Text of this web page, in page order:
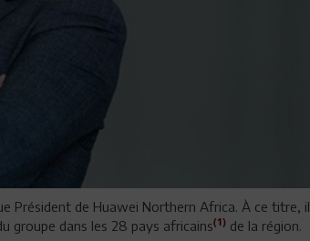
Président de Huawei Northern Africa. À ce titre, il
groupe dans les 28 pays africains(1) de la région.